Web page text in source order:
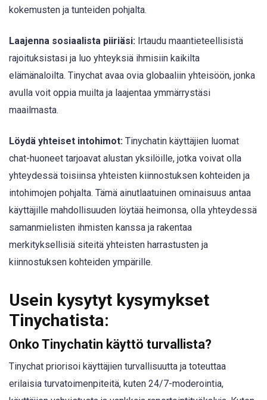
kokemusten ja tunteiden pohjalta.
Laajenna sosiaalista piiriäsi: Irtaudu maantieteellisistä
rajoituksistasi ja luo yhteyksiä ihmisiin kaikilta
elämänaloilta. Tinychat avaa ovia globaaliin yhteisöön, jonka
avulla voit oppia muilta ja laajentaa ymmärrystäsi
maailmasta.
Löydä yhteiset intohimot: Tinychatin käyttäjien luomat
chat-huoneet tarjoavat alustan yksilöille, jotka voivat olla
yhteydessä toisiinsa yhteisten kiinnostuksen kohteiden ja
intohimojen pohjalta. Tämä ainutlaatuinen ominaisuus antaa
käyttäjille mahdollisuuden löytää heimonsa, olla yhteydessä
samanmielisten ihmisten kanssa ja rakentaa
merkityksellisiä siteitä yhteisten harrastusten ja
kiinnostuksen kohteiden ympärille.
Usein kysytyt kysymykset
Tinychatista:
Onko Tinychatin käyttö turvallista?
Tinychat priorisoi käyttäjien turvallisuutta ja toteuttaa
erilaisia turvatoimenpiteitä, kuten 24/7-moderointia,